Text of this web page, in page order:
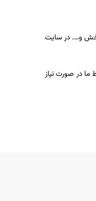
پخش و…. در سایت
ما در صورت نیاز